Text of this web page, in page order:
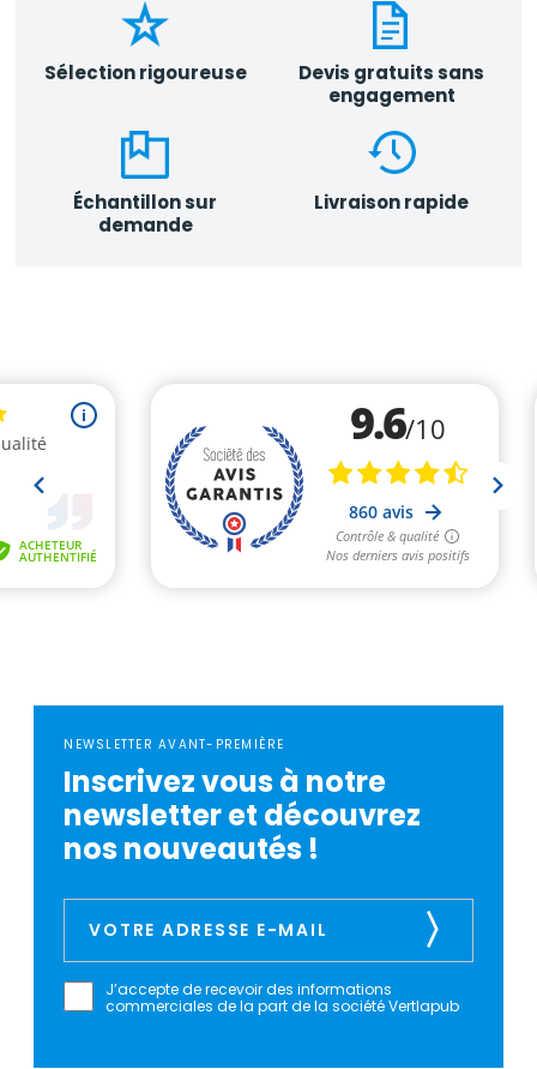
Sélection rigoureuse
Devis gratuits sans
engagement
Échantillon sur
demande
Livraison rapide
NEWSLETTER AVANT-PREMIÈRE
Inscrivez vous à notre
newsletter et découvrez
nos nouveautés !
J’accepte de recevoir des informations
commerciales de la part de la société Vertlapub